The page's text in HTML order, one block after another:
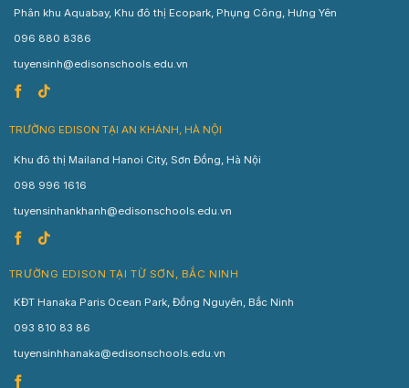
Phân khu Aquabay, Khu đô thị Ecopark, Phụng Công, Hưng Yên
096 880 8386
tuyensinh@edisonschools.edu.vn
TRƯỜNG EDISON TẠI AN KHÁNH, HÀ NỘI
Khu đô thị Mailand Hanoi City, Sơn Đồng, Hà Nội
098 996 1616
tuyensinhankhanh@edisonschools.edu.vn
TRƯỜNG EDISON TẠI TỪ SƠN, BẮC NINH
KĐT Hanaka Paris Ocean Park, Đồng Nguyên, Bắc Ninh
093 810 83 86
tuyensinhhanaka@edisonschools.edu.vn